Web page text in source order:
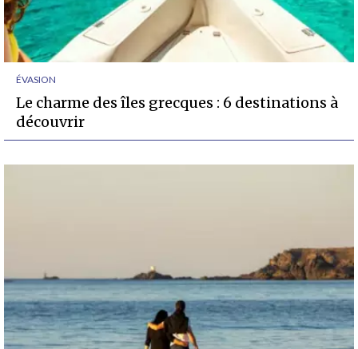
ÉVASION
Le charme des îles grecques : 6 destinations à
découvrir